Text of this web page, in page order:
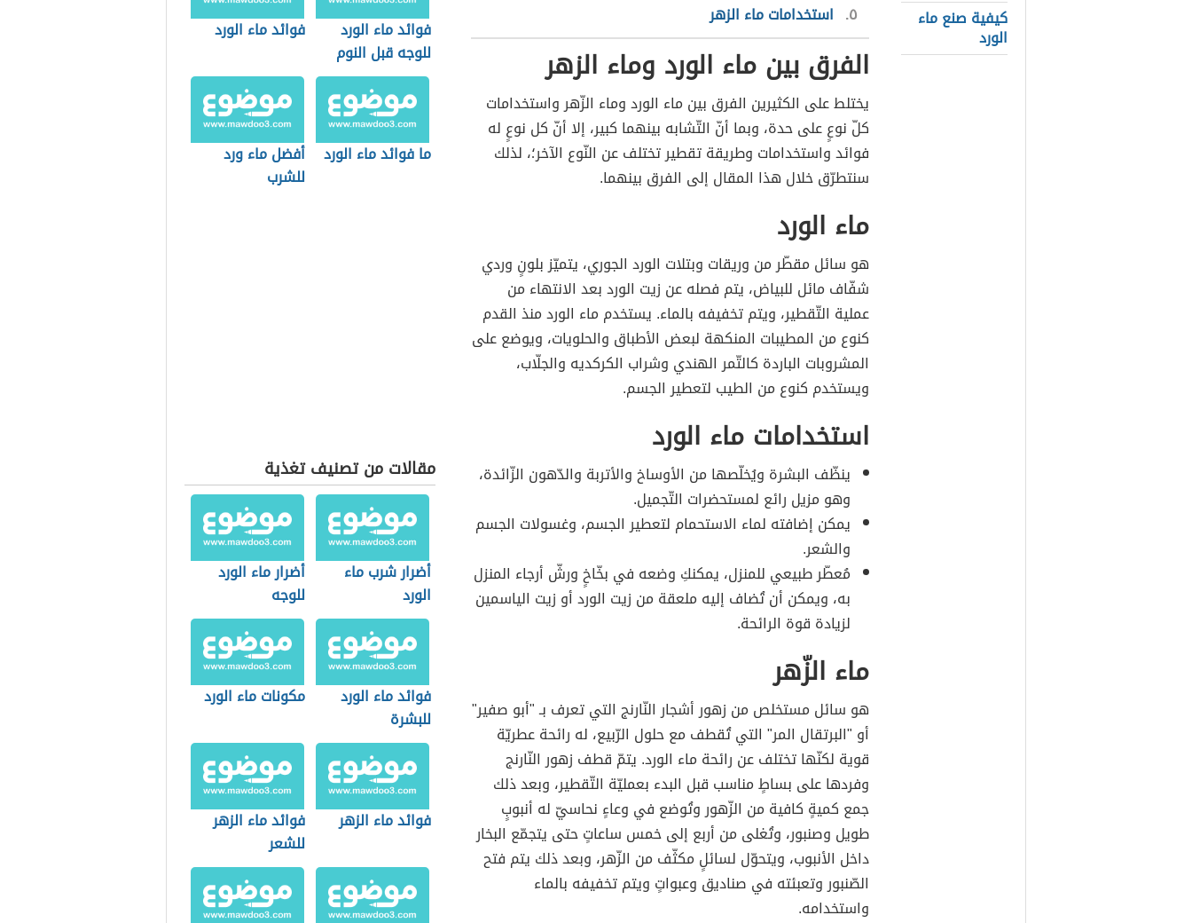
كيفية صنع ماء
الورد
٥ استخدامات ماء الزهر
الفرق بين ماء الورد وماء الزهر
يختلط على الكثيرين الفرق بين ماء الورد وماء الزّهر واستخدامات
كلّ نوعٍ على حدة، وبما أنّ التّشابه بينهما كبير، إلا أنّ كل نوعٍ له
فوائد واستخدامات وطريقة تقطير تختلف عن النّوع الآخر؛، لذلك
سنتطرّق خلال هذا المقال إلى الفرق بينهما.
ماء الورد
هو سائل مقطّر من وريقات وبتلات الورد الجوري، يتميّز بلونٍ وردي
شفّاف مائل للبياض، يتم فصله عن زيت الورد بعد الانتهاء من
عملية التّقطير، ويتم تخفيفه بالماء. يستخدم ماء الورد منذ القدم
كنوع من المطيبات المنكهة لبعض الأطباق والحلويات، ويوضع على
المشروبات الباردة كالتّمر الهندي وشراب الكركديه والجلّاب،
ويستخدم كنوع من الطيب لتعطير الجسم.
استخدامات ماء الورد
ينظّف البشرة ويُخلّصها من الأوساخ والأتربة والدّهون الزّائدة،
وهو مزيل رائع لمستحضرات التّجميل.
يمكن إضافته لماء الاستحمام لتعطير الجسم، وغسولات الجسم
والشعر.
مُعطّر طبيعي للمنزل، يمكنكِ وضعه في بخّاخٍ ورشّ أرجاء المنزل
به، ويمكن أن تُضاف إليه ملعقة من زيت الورد أو زيت الياسمين
لزيادة قوة الرائحة.
ماء الزّهر
هو سائل مستخلص من زهور أشجار النّارنج التي تعرف بـ "أبو صفير"
أو "البرتقال المر" التي تُقطف مع حلول الرّبيع، له رائحة عطريّة
قوية لكنّها تختلف عن رائحة ماء الورد. يتمّ قطف زهور النّارنج
وفردها على بساطٍ مناسب قبل البدء بعمليّة التّقطير، وبعد ذلك
جمع كميةٍ كافية من الزّهور وتُوضع في وعاءٍ نحاسيّ له أنبوبٍ
طويل وصنبور، وتُغلى من أربع إلى خمس ساعاتٍ حتى يتجمّع البخار
داخل الأنبوب، ويتحوّل لسائلٍ مكثّف من الزّهر، وبعد ذلك يتم فتح
الصّنبور وتعبئته في صناديق وعبواتٍ ويتم تخفيفه بالماء
واستخدامه.
فوائد ماء الورد
للوجه قبل النوم
فوائد ماء الورد
ما فوائد ماء الورد
أفضل ماء ورد
للشرب
مقالات من تصنيف تغذية
أضرار شرب ماء
الورد
أضرار ماء الورد
للوجه
فوائد ماء الورد
للبشرة
مكونات ماء الورد
فوائد ماء الزهر
فوائد ماء الزهر
للشعر